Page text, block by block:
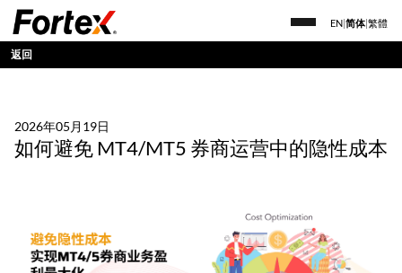
EN 简体 繁體
返回
2026年05月19日
如何避免 MT4/MT5 券商运营中的隐性成本